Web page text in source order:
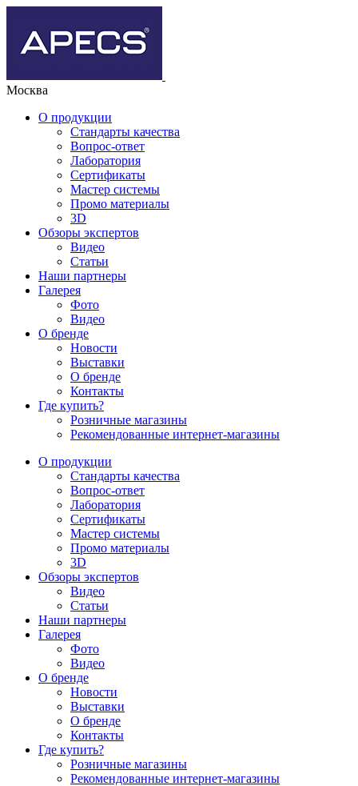
Москва
О продукции
Стандарты качества
Вопрос-ответ
Лаборатория
Сертификаты
Мастер системы
Промо материалы
3D
Обзоры экспертов
Видео
Статьи
Наши партнеры
Галерея
Фото
Видео
О бренде
Новости
Выставки
О бренде
Контакты
Где купить?
Розничные магазины
Рекомендованные интернет-магазины
О продукции
Стандарты качества
Вопрос-ответ
Лаборатория
Сертификаты
Мастер системы
Промо материалы
3D
Обзоры экспертов
Видео
Статьи
Наши партнеры
Галерея
Фото
Видео
О бренде
Новости
Выставки
О бренде
Контакты
Где купить?
Розничные магазины
Рекомендованные интернет-магазины